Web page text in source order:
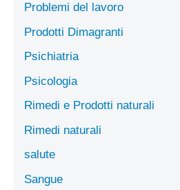
Problemi del lavoro
Prodotti Dimagranti
Psichiatria
Psicologia
Rimedi e Prodotti naturali
Rimedi naturali
salute
Sangue